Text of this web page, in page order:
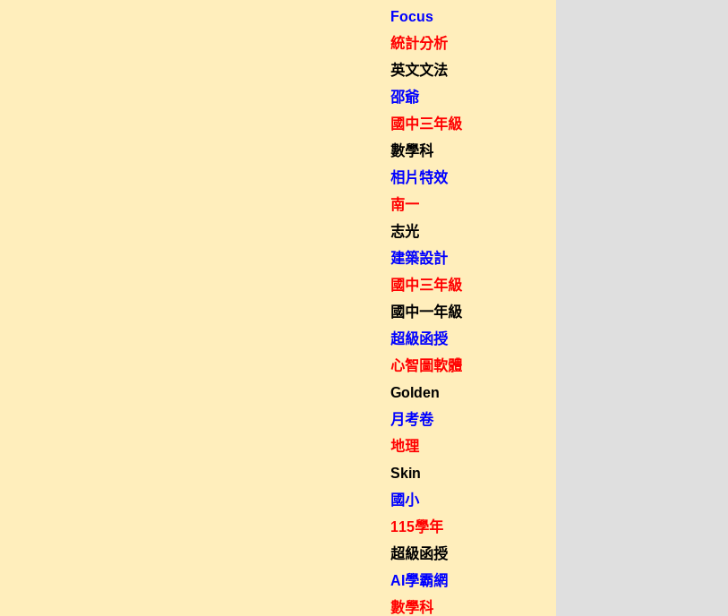
Focus
統計分析
英文文法
邵爺
國中三年級
數學科
相片特效
南一
志光
建築設計
國中三年級
國中一年級
超級函授
心智圖軟體
Golden
月考卷
地理
Skin
國小
115學年
超級函授
AI學霸網
數學科